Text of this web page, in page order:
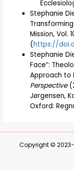
Stephanie
Mission, Vol.
(https://
Stephanie
Face”:
Approach to
Perspective
Jørgensen,
Oxford:
Copyright ©